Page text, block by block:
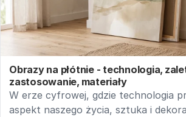
Obrazy na płótnie - technologia,
zastosowanie, materiały
W erze cyfrowej, gdzie technologia
aspekt naszego życia, sztuka i